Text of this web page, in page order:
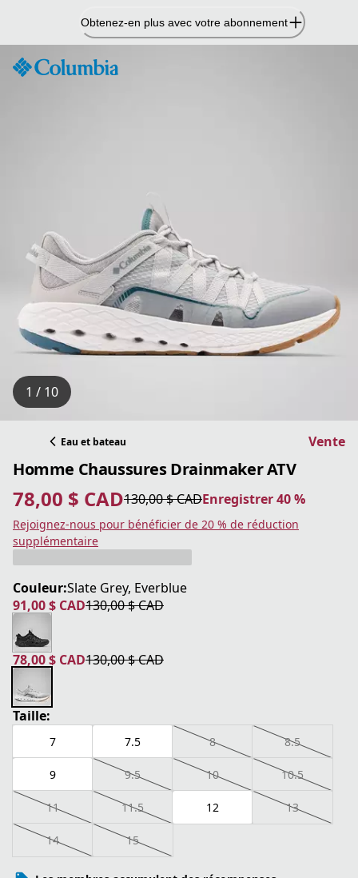
contenu
Obtenez-en plus avec votre abonnement
1 / 10
Eau et bateau Vente
Homme Chaussures Drainmaker ATV
78,00 $ CAD
prix actuel 78,00 $ CAD130,00 $ CAD
prix original 130,00 $ CAD Enregistrer 40 %
Enregistrer 40 %
Rejoignez-nous pour bénéficier de 20 % de réduction
supplémentaire
Couleur:Slate Grey, Everblue
91,00 $ CAD
prix actuel 91,00 $ CAD
130,00 $ CAD
prix original 130,00 $ CAD
78,00 $ CAD
prix actuel 78,00 $ CAD
130,00 $ CAD
prix original 130,00 $ CAD
Taille:
7 7.5 8 8.5
9 9.5 10 10.5
11 11.5 12 13
14 15